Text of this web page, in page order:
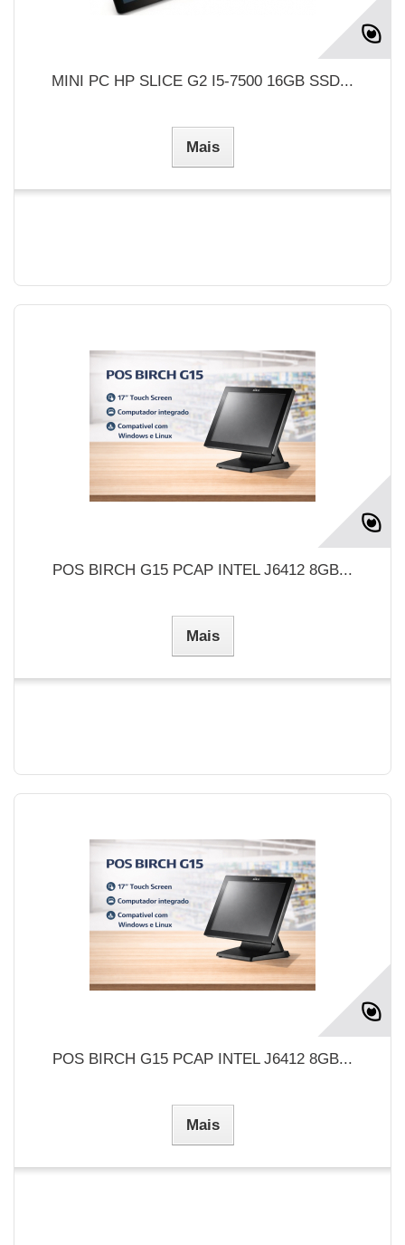
MINI PC HP SLICE G2 I5-7500 16GB SSD...
Mais
POS BIRCH G15 PCAP INTEL J6412 8GB...
Mais
POS BIRCH G15 PCAP INTEL J6412 8GB...
Mais